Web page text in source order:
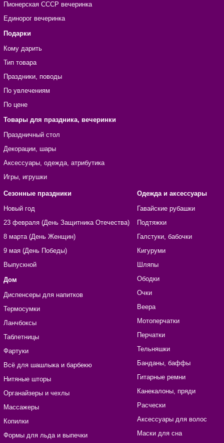
Пионерская СССР вечеринка
Единорог вечеринка
Подарки
Кому дарить
Тип товара
Праздники, поводы
По увлечениям
По цене
Товары для праздника, вечеринки
Праздничный стол
Декорации, шары
Аксессуары, одежда, атрибутика
Игры, игрушки
Сезонные праздники
Новый год
23 февраля (День Защитника Отечества)
8 марта (День Женщин)
9 мая (День Победы)
Выпускной
Дом
Диспенсеры для напитков
Термосумки
Ланчбоксы
Таблетницы
Фартуки
Всё для шашлыка и барбекю
Нитяные шторы
Органайзеры и чехлы
Массажеры
Копилки
Формы для льда и выпечки
Одежда и аксессуары
Гавайские рубашки
Подтяжки
Галстуки, бабочки
Кигуруми
Шляпы
Ободки
Очки
Веера
Мотоперчатки
Перчатки
Тельняшки
Банданы, баффы
Гитарные ремни
Канекалоны, пряди
Расчески
Аксессуары для волос
Маски для сна